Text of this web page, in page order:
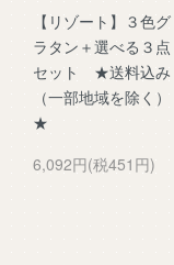
【リゾート】３色グ
ラタン＋選べる３点
セット ★送料込み
（一部地域を除く）
★
6,092円(税451円)